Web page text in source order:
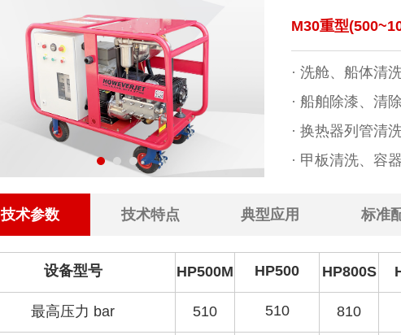
M30重型
· 洗舱、船体清
· 船舶除漆、清
· 换热器列管清
· 甲板清洗、容
技术参数 技术特点 典型应用 标准
设备型号 HP500M HP500 HP800S
最高压力 bar 510 510 810